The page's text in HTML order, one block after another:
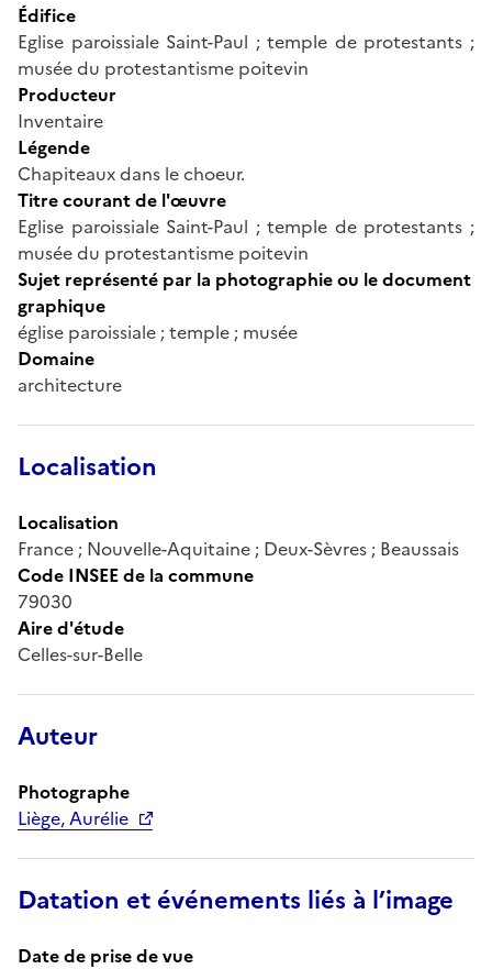
Édifice
Eglise paroissiale Saint-Paul ; temple de protestants ;
musée du protestantisme poitevin
Producteur
Inventaire
Légende
Chapiteaux dans le choeur.
Titre courant de l'œuvre
Eglise paroissiale Saint-Paul ; temple de protestants ;
musée du protestantisme poitevin
Sujet représenté par la photographie ou le document
graphique
église paroissiale ; temple ; musée
Domaine
architecture
Localisation
Localisation
France ; Nouvelle-Aquitaine ; Deux-Sèvres ; Beaussais
Code INSEE de la commune
79030
Aire d'étude
Celles-sur-Belle
Auteur
Photographe
Liège, Aurélie
Datation et événements liés à l’image
Date de prise de vue